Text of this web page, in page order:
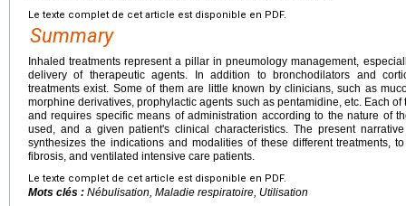
Le texte complet de cet article est disponible en PDF.
Summary
Inhaled treatments represent a pillar in pneumology management,
delivery of therapeutic agents. In addition to bronchodilators and
treatments exist. Some of them are little known by clinicians, such as
morphine derivatives, prophylactic agents such as pentamidine, etc. Each
and requires specific means of administration according to the nature of
used, and a given patient's clinical characteristics. The present
synthesizes the indications and modalities of these different treatments,
fibrosis, and ventilated intensive care patients.
Le texte complet de cet article est disponible en PDF.
Mots clés : Nébulisation, Maladie respiratoire, Utilisation